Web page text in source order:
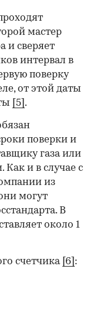
мастер
и сверяет
интервал в
поверку
от этой даты
[5] .
поверки и
газа или
Как и в случае с
из
могут
В
около 1
счетчика [6] :